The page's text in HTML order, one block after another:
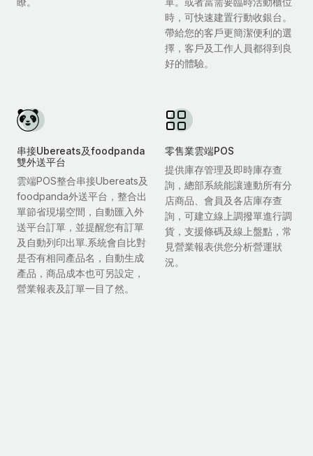
時，可快速建置行動收銀台。
帶給您的客戶更簡潔便利的選
擇，客戶及工作人員都得到良
好的體驗。
串接Ubereats及foodpanda
雙外送平台
雲端POS整合串接Ubereats及
foodpanda外送平台，整合出
單節省現場空間，自動匯入外
送平台訂單，並提醒您有訂單
及自動列印出單.系統會自比對
是否有相同產品名，自動生成
產品，商品成本也可另設定，
營業報表及訂單一目了然。
零售業雲端POS
提供庫存管理及即時庫存查
詢，總部系統能讓連動所有分
店商品、會員及各店庫存查
詢，可建立線上調撥單進行調
貨，支援條碼及線上盤點，常
見營業報表供您分析營運狀
況。